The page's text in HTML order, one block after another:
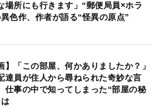
場所にも行きます」“郵便局員×ホラ
色作、作者が語る“怪異の原点”
】「この部屋、何かありましたか？」
達員が住人から尋ねられた奇妙な言
事の中で知ってしまった“部屋の秘